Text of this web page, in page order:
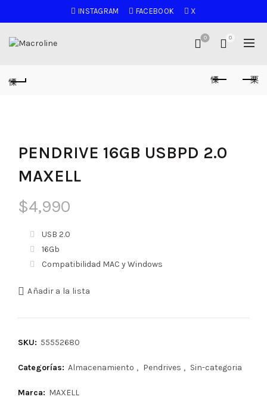
INSTAGRAM FACEBOOK X
0 0
PENDRIVE 16GB USBPD 2.0
MAXELL
$4,990
USB 2.0
16Gb
Compatibilidad MAC y Windows
Añadir a la lista
SKU: 55552680
Categorías: Almacenamiento , Pendrives , Sin-categoria
Marca: MAXELL